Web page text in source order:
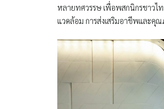
หลายทศวรรษ เพื่อพสกนิกรชาวไ
แวดล้อม การส่งเสริมอาชีพและคุ